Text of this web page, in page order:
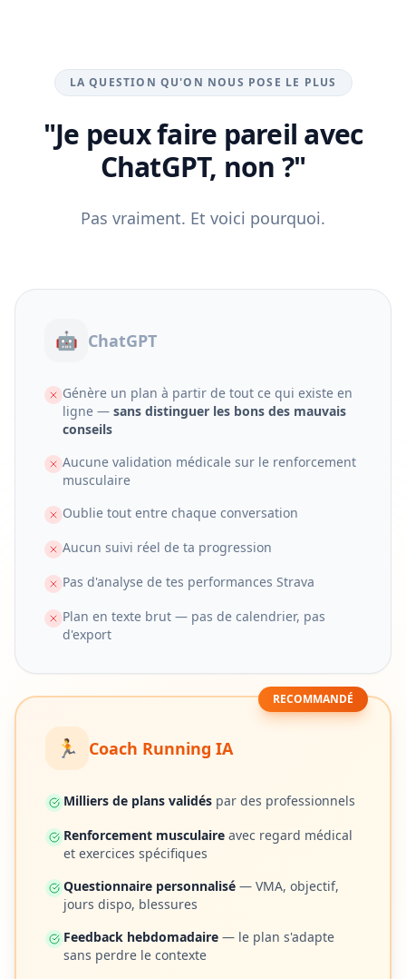
LA QUESTION QU'ON NOUS POSE LE PLUS
"Je peux faire pareil avec
ChatGPT, non ?"
Pas vraiment. Et voici pourquoi.
🤖 ChatGPT
Génère un plan à partir de tout ce qui existe en
ligne — sans distinguer les bons des mauvais
conseils
Aucune validation médicale sur le renforcement
musculaire
Oublie tout entre chaque conversation
Aucun suivi réel de ta progression
Pas d'analyse de tes performances Strava
Plan en texte brut — pas de calendrier, pas
d'export
RECOMMANDÉ
🏃 Coach Running IA
Milliers de plans validés par des professionnels
Renforcement musculaire avec regard médical
et exercices spécifiques
Questionnaire personnalisé — VMA, objectif,
jours dispo, blessures
Feedback hebdomadaire — le plan s'adapte
sans perdre le contexte